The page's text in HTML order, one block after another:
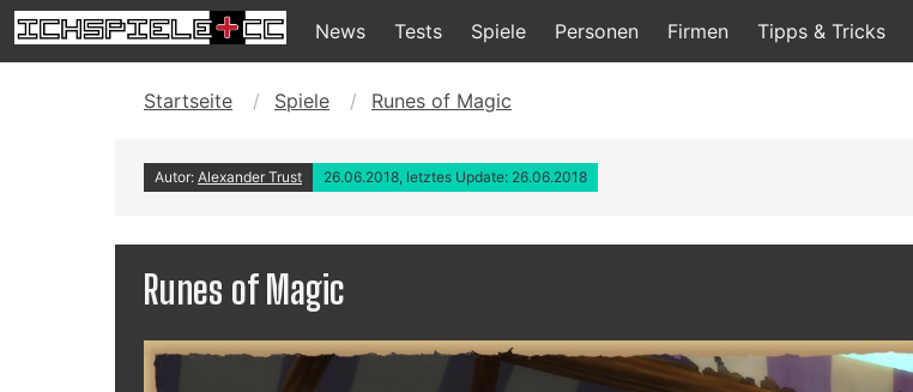
News Tests Spiele Personen Firmen Tipps & Tricks
Startseite Spiele Runes of Magic
Autor: Alexander Trust 26.06.2018, letztes Update: 26.06.2018
Runes of Magic